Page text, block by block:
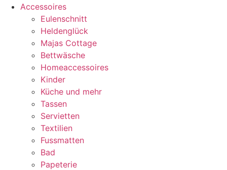
Accessoires
Eulenschnitt
Heldenglück
Majas Cottage
Bettwäsche
Homeaccessoires
Kinder
Küche und mehr
Tassen
Servietten
Textilien
Fussmatten
Bad
Papeterie